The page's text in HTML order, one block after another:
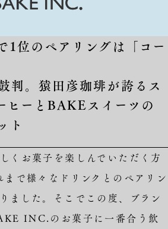
1位のペアリングは「コー
判。猿田彦珈琲が誇るス
ヒーとBAKEスイーツの
ト
くお菓子を楽しんでいただく方
で様々なドリンクとのペアリン
ました。そこでこの度、ブラン
INC.のお菓子に一番合う飲